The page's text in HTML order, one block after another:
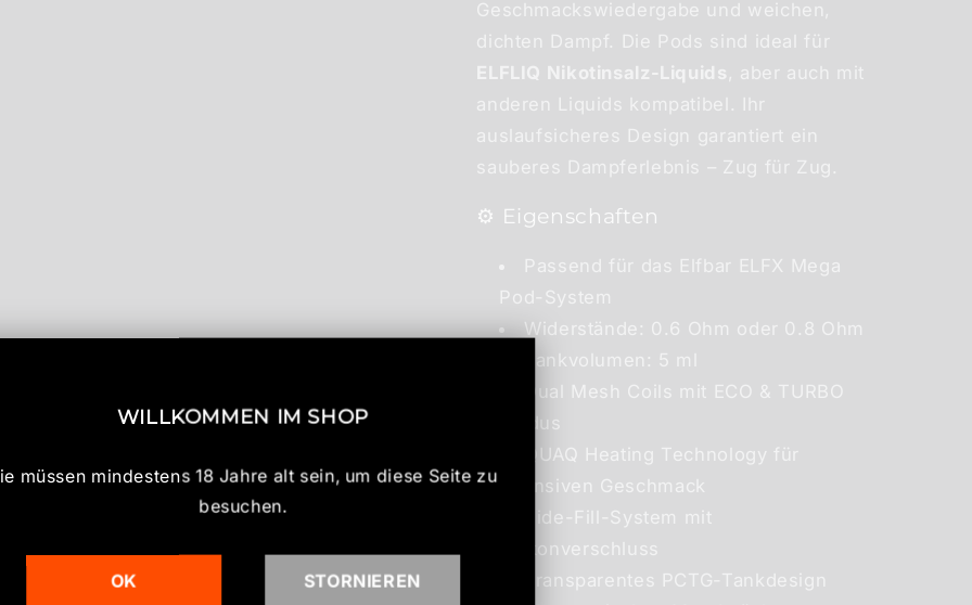
Geschmackswiedergabe und weichen,
dichten Dampf. Die Pods sind ideal für
ELFLIQ Nikotinsalz-Liquids , aber auch mit
anderen Liquids kompatibel. Ihr
auslaufsicheres Design garantiert ein
sauberes Dampferlebnis – Zug für Zug.
⚙️ Eigenschaften
Passend für das Elfbar ELFX Mega
Pod-System
Widerstände: 0.6 Ohm oder 0.8 Ohm
Tankvolumen: 5 ml
Dual Mesh Coils mit ECO & TURBO
QUAQ Heating Technology für
intensiven Geschmack
Side-Fill-System mit
Silikonverschluss
Transparentes PCTG-Tankdesign
WILLKOMMEN IM SHOP
müssen mindestens 18 Jahre alt sein, um diese Seite zu
besuchen.
OK STORNIEREN